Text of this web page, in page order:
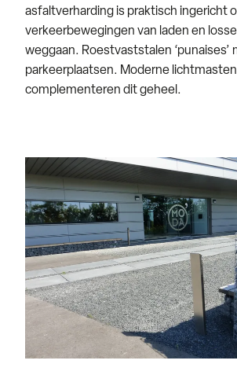
asfaltverharding is praktisch ingericht
verkeerbewegingen van laden en
weggaan. Roestvaststalen ‘punaises’
parkeerplaatsen. Moderne lichtmasten
complementeren dit geheel.